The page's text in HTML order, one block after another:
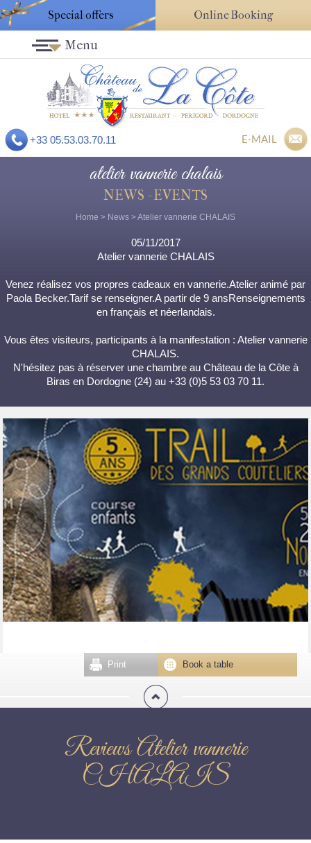
Special offers Online Booking
+33 05.53.03.70.11 E-MAIL
Menu
atelier vannerie chalais
NEWS - EVENTS
Home > News > Atelier vannerie CHALAIS
05/11/2017
Atelier vannerie CHALAIS
Venez réalisez vos propres cadeaux en vannerie.Atelier animé par
Paola Becker.Tarif se renseigner.A partir de 9 ansRenseignements
en français et néerlandais.
Vous êtes visiteurs, participants à la manifestation : Atelier vannerie
CHALAIS.
N'hésitez pas à réserver une chambre au Château de la Côte à
Biras en Dordogne (24) au +33 (0)5 53 03 70 11.
Book a table
Print
Reviews Atelier vannerie
CHALAIS